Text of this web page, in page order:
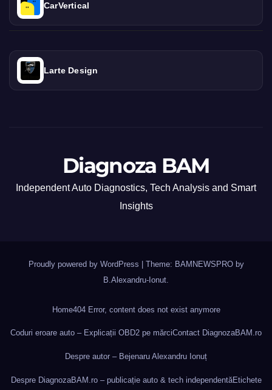
CarVertical
Larte Design
Diagnoza BAM
Independent Auto Diagnostics, Tech Analysis and Smart
Insights
Proudly powered by WordPress
Theme: BAMNEWSPRO by
B.Alexandru-Ionut.
Home404 Error, content does not exist anymore
Coduri eroare auto – Explicații OBD2 pe mărciContact DiagnozaBAM.ro
Despre autor – Bejenaru Alexandru Ionuț
Despre DiagnozaBAM.ro – publicație auto & tech independentăEtichete